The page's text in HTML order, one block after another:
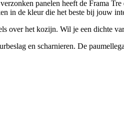
panelen heeft de Frama
in de kleur die het beste bij jouw
over het kozijn. Wil je een dichte
en scharnieren. De